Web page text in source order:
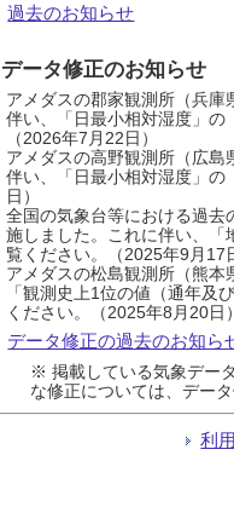
過去のお知らせ
データ修正のお知らせ
アメダスの郡家観測所（兵
伴い、「日最小相対湿度」の
（2026年7月22日）
アメダスの高野観測所（広
伴い、「日最小相対湿度」の
日）
全国の気象台等における過去
施しました。これに伴い、「
覧ください。（2025年9月17
アメダスの松島観測所（熊
「観測史上1位の値（通年及
ください。（2025年8月20日）
データ修正の過去のお知ら
※ 掲載している気象デー
な修正については、デー
利